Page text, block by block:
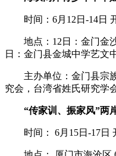
时间：6月12日-14日 开
地点：12日：金门金沙
日：金门县金城中学艺文
主办单位：金门县宗族
究会，台湾省姓氏研究学
“传家训、振家风”两
时间： 6月15日-17日